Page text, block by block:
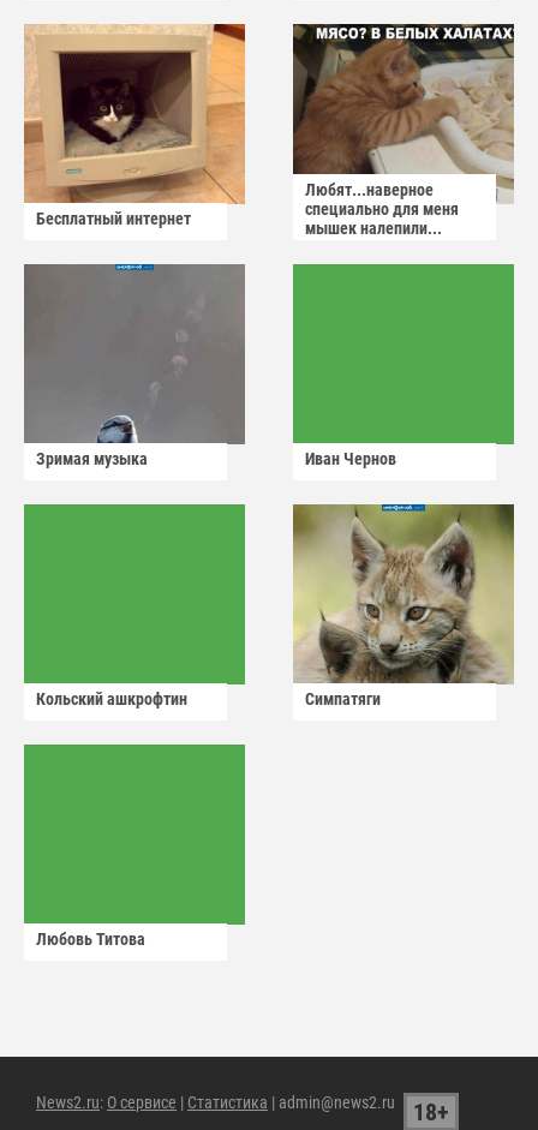
Бесплатный интернет
Любят...наверное
специально для меня
мышек налепили...
Зримая музыка Иван Чернов
Кольский ашкрофтин Симпатяги
Любовь Титова
News2.ru: О сервисе | Статистика | admin@news2.ru 18+